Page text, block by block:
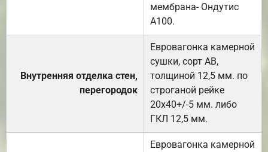
мембрана- Ондутис
А100.
Внутренняя отделка стен,
перегородок
Евровагонка камерной
сушки, сорт АВ,
толщиной 12,5 мм. по
строганой рейке
20х40+/-5 мм. либо
ГКЛ 12,5 мм.
Евровагонка камерной